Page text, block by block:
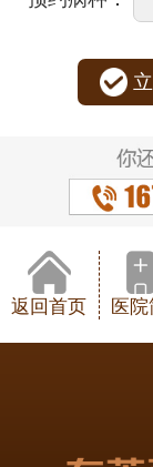
返回首页 医